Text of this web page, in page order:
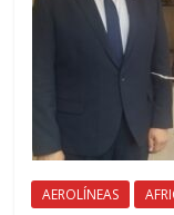
AEROLÍNEAS